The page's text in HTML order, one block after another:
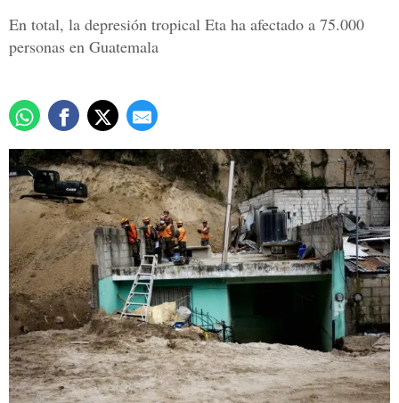
En total, la depresión tropical Eta ha afectado a 75.000
personas en Guatemala